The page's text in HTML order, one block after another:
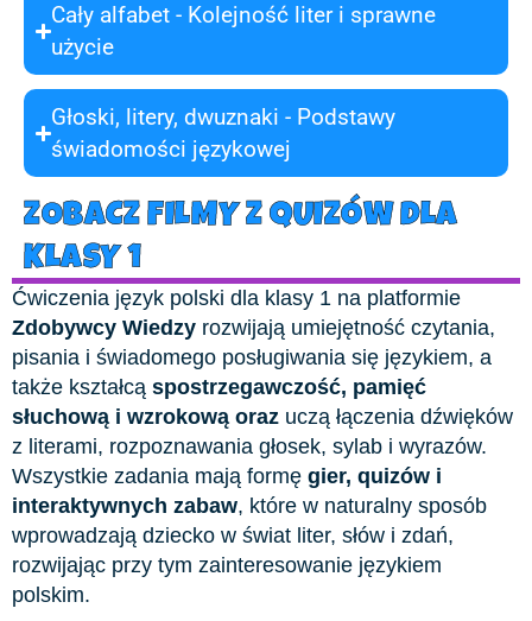
Cały alfabet - Kolejność liter i sprawne
użycie
Głoski, litery, dwuznaki - Podstawy
świadomości językowej
ZOBACZ FILMY Z QUIZÓW DLA
KLASY 1
Ćwiczenia język polski dla klasy 1 na platformie
Zdobywcy Wiedzy rozwijają umiejętność czytania,
pisania i świadomego posługiwania się językiem, a
także kształcą spostrzegawczość, pamięć
słuchową i wzrokową oraz uczą łączenia dźwięków
z literami, rozpoznawania głosek, sylab i wyrazów.
Wszystkie zadania mają formę gier, quizów i
interaktywnych zabaw, które w naturalny sposób
wprowadzają dziecko w świat liter, słów i zdań,
rozwijając przy tym zainteresowanie językiem
polskim.